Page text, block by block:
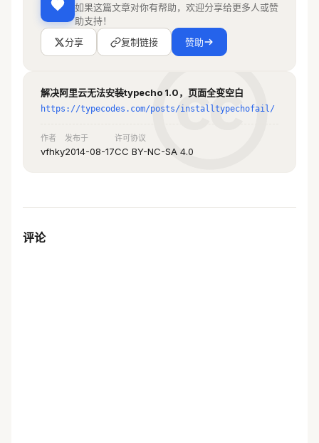
如果这篇文章对你有帮助，欢迎分享给更多人或赞
助支持！
分享
复制链接 赞助
解决阿里云无法安装typecho 1.0，页面全变空白
https://typecodes.com/posts/installtypechofail/
作者
vfhky
发布于
2014-08-17
许可协议
CC BY-NC-SA 4.0
评论